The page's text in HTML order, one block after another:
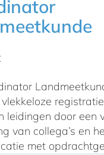
leidingen door een
van collega’s en
met